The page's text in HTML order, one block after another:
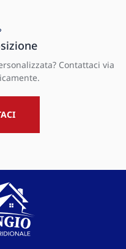
Contattaci via